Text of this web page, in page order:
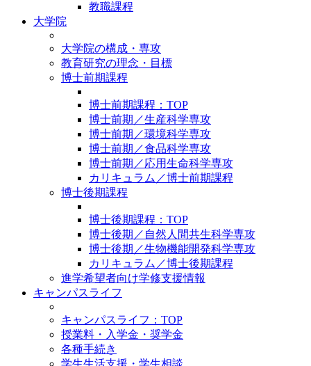
教職課程
大学院
大学院の構成・専攻
教育研究の理念・目標
博士前期課程
博士前期課程：TOP
博士前期／生産科学専攻
博士前期／環境科学専攻
博士前期／食品科学専攻
博士前期／応用生命科学専攻
カリキュラム／博士前期課程
博士後期課程
博士後期課程：TOP
博士後期／自然人間共生科学専攻
博士後期／生物機能開発科学専攻
カリキュラム／博士後期課程
進学希望者向け学修支援情報
キャンパスライフ
キャンパスライフ：TOP
授業料・入学金・奨学金
各種手続き
学生生活支援・学生相談